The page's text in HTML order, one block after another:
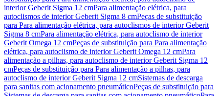
interior Geberit Sigma 12 cmPara alimentação elétrica, para
autoclismos de interior Geberit Sigma 8 cmPeças de substituição
para Para alimentação elétrica, para autoclismos de interior Geberit
Sigma 8 cmPara alimentação elétrica, para autoclismo de interior
Geberit Omega 12 cmPeças de substituição para Para alimentação
elétrica, para autoclismo de interior Geberit Omega 12 cmPara
alimentação a pilhas, para autoclismo de interior Geberit Sigma 12
cmPeças de substituição para Para alimentação a pilhas, para
autoclismo de interior Geberit Sigma 12 cmSistemas de descarga
para sanitas com acionamento pneumáticoPeças de substituição para